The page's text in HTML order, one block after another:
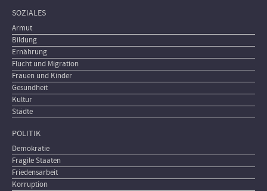
SOZIALES
Armut
Bildung
Ernährung
Flucht und Migration
Frauen und Kinder
Gesundheit
Kultur
Städte
POLITIK
Demokratie
Fragile Staaten
Friedensarbeit
Korruption